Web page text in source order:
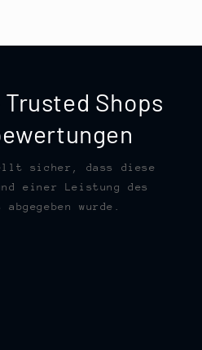
Shops
sicher, dass diese
einer Leistung des
abgegeben wurde.